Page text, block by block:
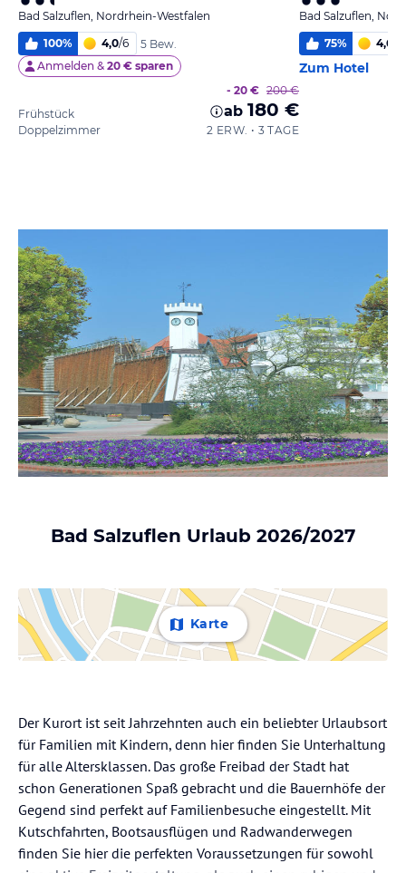
Bad Salzuflen, Nordrhein-Westfalen
100% 4,0/6
5 Bew.
Anmelden & 20 € sparen
Frühstück
Doppelzimmer
- 20 € 200 €
ab 180 €
2 ERW. • 3 TAGE
Bad Salzuflen,
75% 4,6
Zum Hotel
Bad Salzuflen Urlaub 2026/2027
Karte
Der Kurort ist seit Jahrzehnten auch ein beliebter Urlaubsort
für Familien mit Kindern, denn hier finden Sie Unterhaltung
für alle Altersklassen. Das große Freibad der Stadt hat
schon Generationen Spaß gebracht und die Bauernhöfe der
Gegend sind perfekt auf Familienbesuche eingestellt. Mit
Kutschfahrten, Bootsausflügen und Radwanderwegen
finden Sie hier die perfekten Voraussetzungen für sowohl